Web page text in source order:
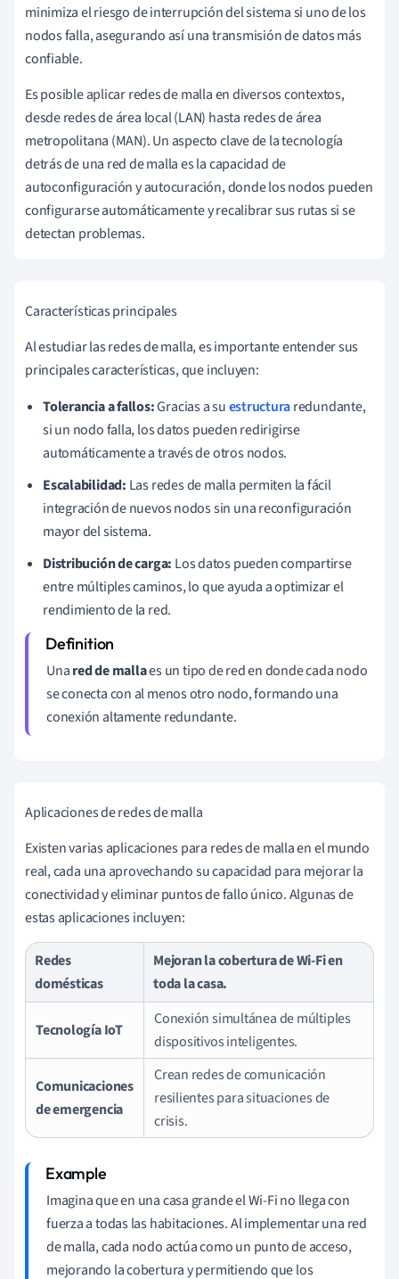
minimiza el riesgo de interrupción del sistema si uno de los
nodos falla, asegurando así una transmisión de datos más
confiable.
Es posible aplicar redes de malla en diversos contextos,
desde redes de área local (LAN) hasta redes de área
metropolitana (MAN). Un aspecto clave de la tecnología
detrás de una red de malla es la capacidad de
autoconfiguración y autocuración, donde los nodos pueden
configurarse automáticamente y recalibrar sus rutas si se
detectan problemas.
Características principales
Al estudiar las redes de malla, es importante entender sus
principales características, que incluyen:
Tolerancia a fallos:Gracias a suestructuraredundante,
si un nodo falla, los datos pueden redirigirse
automáticamente a través de otros nodos.
Escalabilidad: Las redes de malla permiten la fácil
integración de nuevos nodos sin una reconfiguración
mayor del sistema.
Distribución de carga: Los datos pueden compartirse
entre múltiples caminos, lo que ayuda a optimizar el
rendimiento de la red.
Unared de mallaes un tipo de red en donde cada nodo
se conecta con al menos otro nodo, formando una
conexión altamente redundante.
Aplicaciones de redes de malla
Existen varias aplicaciones para redes de malla en el mundo
real, cada una aprovechando su capacidad para mejorar la
conectividad y eliminar puntos de fallo único. Algunas de
estas aplicaciones incluyen:
Redes
domésticas
Mejoran la cobertura de Wi-Fi en
toda la casa.
Tecnología IoT
Conexión simultánea de múltiples
dispositivos inteligentes.
Comunicaciones
de emergencia
Crean redes de comunicación
resilientes para situaciones de
crisis.
Imagina que en una casa grande el Wi-Fi no llega con
fuerza a todas las habitaciones. Al implementar una red
de malla, cada nodo actúa como un punto de acceso,
mejorando la cobertura y permitiendo que los